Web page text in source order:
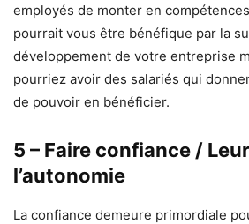
employés de monter en
pourrait vous être bénéfique par la
développement de votre entreprise
pourriez avoir des salariés qui
de pouvoir en bénéficier.
5 – Faire confiance /
l’autonomie
La confiance demeure primordiale